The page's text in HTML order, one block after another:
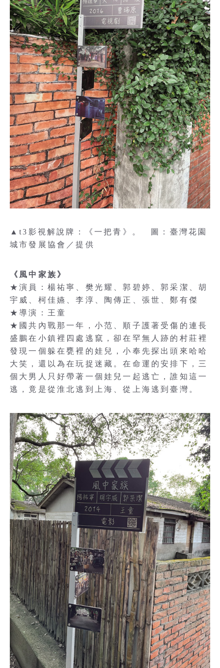
▲t3影視解說牌：《一把青》。 圖：臺灣花園
城市發展協會／提供
《風中家族》
★演員：楊祐寧、樊光耀、郭碧婷、郭采潔、胡
宇威、柯佳嬿、李淳、陶傳正、張世、鄭有傑
★導演：王童
★國共內戰那一年，小范、順子護著受傷的連長
盛鵬在小鎮裡四處逃竄，卻在罕無人跡的村莊裡
發現一個躲在甕裡的娃兒，小奉先探出頭來哈哈
大笑，還以為在玩捉迷藏。在命運的安排下，三
個大男人只好帶著一個娃兒一起逃亡，誰知這一
逃，竟是從淮北逃到上海、從上海逃到臺灣。